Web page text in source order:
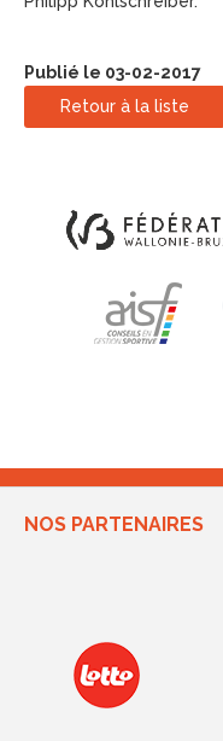
Publié le 03-02-2017
Retour à la liste
NOS PARTENAIRES